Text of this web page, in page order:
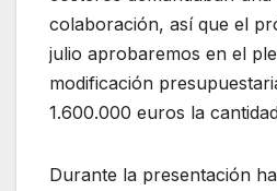
colaboración, así que el
julio aprobaremos en el
modificación
1.600.000 euros la
Durante la presentación